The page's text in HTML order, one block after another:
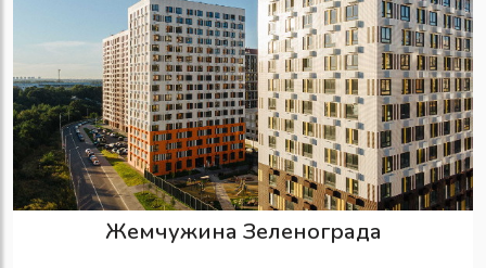
Жемчужина Зеленограда